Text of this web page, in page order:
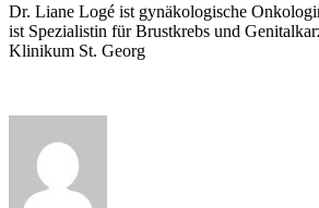
Dr. Liane Logé ist gynäkologische
ist Spezialistin für Brustkrebs und
Klinikum St. Georg